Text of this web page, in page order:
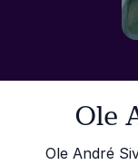
Ole
Ole André